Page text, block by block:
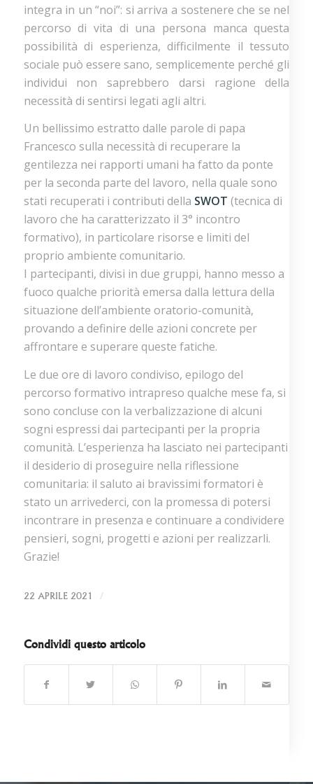
integra in un “noi”: si arriva a sostenere che se nel
percorso di vita di una persona manca questa
possibilità di esperienza, difficilmente il tessuto
sociale può essere sano, semplicemente perché gli
individui non saprebbero darsi ragione della
necessità di sentirsi legati agli altri.
Un bellissimo estratto dalle parole di papa
Francesco sulla necessità di recuperare la
gentilezza nei rapporti umani ha fatto da ponte
per la seconda parte del lavoro, nella quale sono
stati recuperati i contributi della SWOT (tecnica di
lavoro che ha caratterizzato il 3° incontro
formativo), in particolare risorse e limiti del
proprio ambiente comunitario.
I partecipanti, divisi in due gruppi, hanno messo a
fuoco qualche priorità emersa dalla lettura della
situazione dell’ambiente oratorio-comunità,
provando a definire delle azioni concrete per
affrontare e superare queste fatiche.
Le due ore di lavoro condiviso, epilogo del
percorso formativo intrapreso qualche mese fa, si
sono concluse con la verbalizzazione di alcuni
sogni espressi dai partecipanti per la propria
comunità. L’esperienza ha lasciato nei partecipanti
il desiderio di proseguire nella riflessione
comunitaria: il saluto ai bravissimi formatori è
stato un arrivederci, con la promessa di potersi
incontrare in presenza e continuare a condividere
pensieri, sogni, progetti e azioni per realizzarli.
Grazie!
22 APRILE 2021 /
Condividi questo articolo